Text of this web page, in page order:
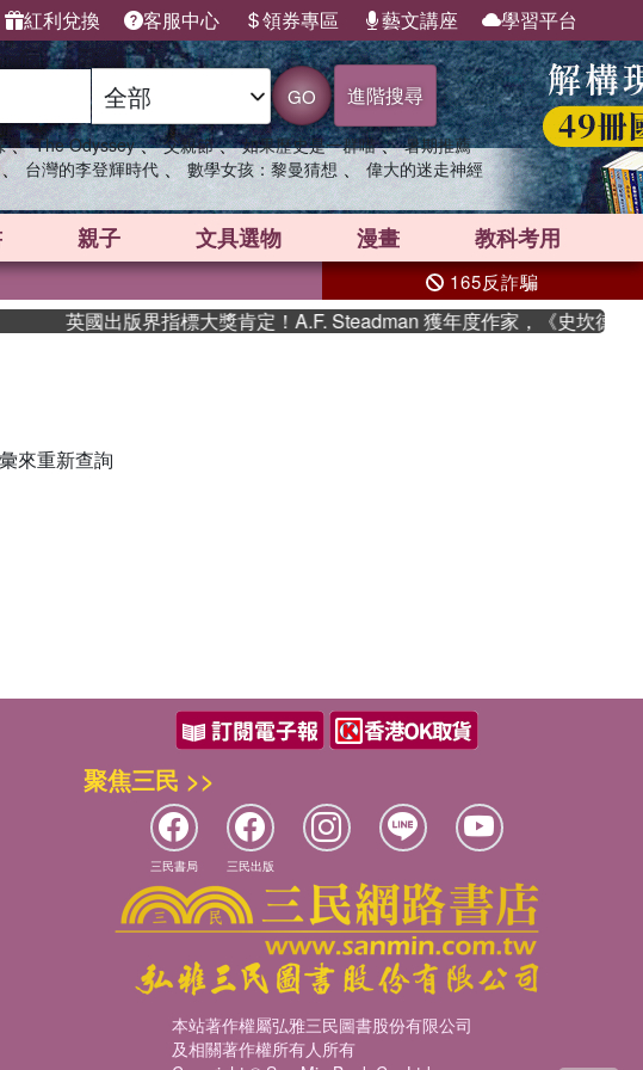
紅利兌換 客服中心 領券專區 藝文講座 學習平台
GO 進階搜尋
、 The Odyssey 、 父親節 、 如果歷史是一群喵 、 暑期推薦
、 台灣的李登輝時代 、 數學女孩：黎曼猜想 、 偉大的迷走神經
親子 文具選物 漫畫 教科考用
165反詐騙
英國出版界指標大獎肯定！A.F. Steadman 獲年度作家，《史坎德》系
來重新查詢
聚焦三民 >>
三民書局 三民出版
本站著作權屬弘雅三民圖書股份有限公司
及相關著作權所有人所有